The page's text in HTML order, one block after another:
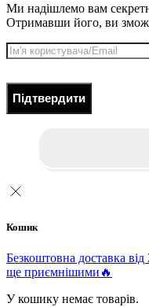
Ми надішлемо вам
Отримавши його, ви
Підтвердити
Кошик
Безкоштовна доставка
ще приємнішими🔥
У кошику немає товарів.